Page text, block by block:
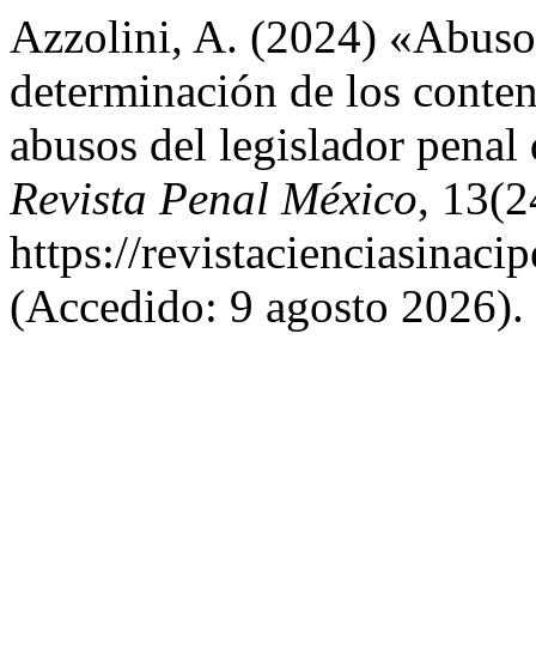
Azzolini, A. (2024)
determinación de los
abusos del legislador
Revista Penal México,
https://
(Accedido: 9 agosto 2026).